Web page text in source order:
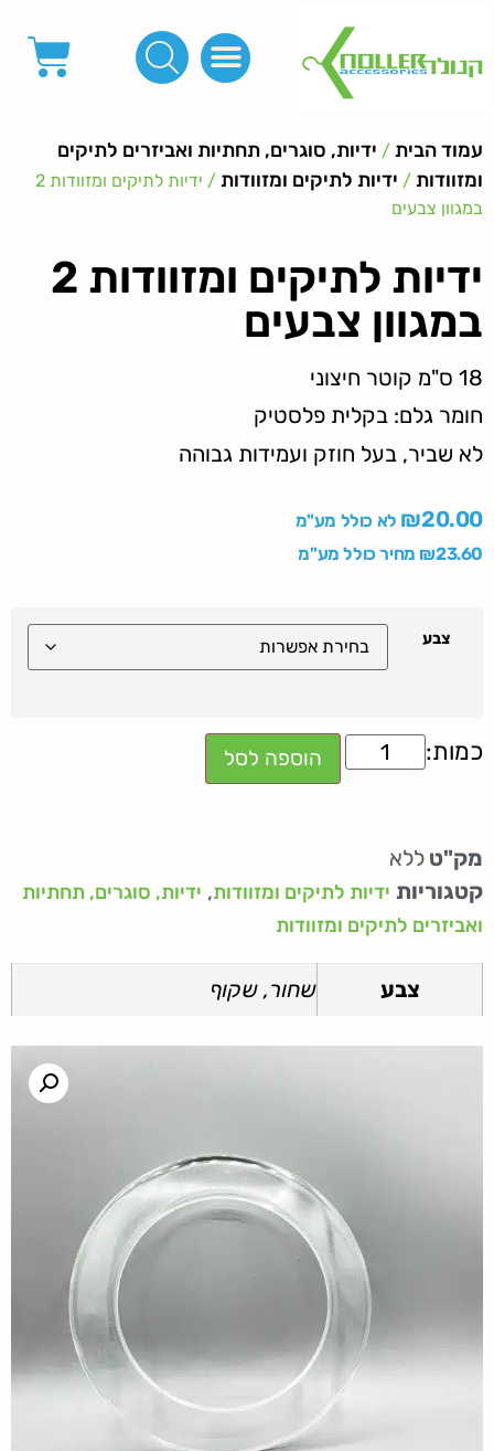
עמוד הבית / ידיות, סוגרים, תחתיות ואביזרים לתיקים
ומזוודות / ידיות לתיקים ומזוודות
/ ידיות לתיקים ומזוודות 2
במגוון צבעים
ידיות לתיקים ומזוודות 2
במגוון צבעים
18 ס"מ קוטר חיצוני
חומר גלם: בקלית פלסטיק
לא שביר, בעל חוזק ועמידות גבוהה
₪20.00
לא כולל מע"מ
₪23.60 מחיר כולל מע"מ
צבע
הוספה לסל
מק"ט ללא
קטגוריות ידיות לתיקים ומזוודות, ידיות, סוגרים, תחתיות
ואביזרים לתיקים ומזוודות
צבע שחור, שקוף